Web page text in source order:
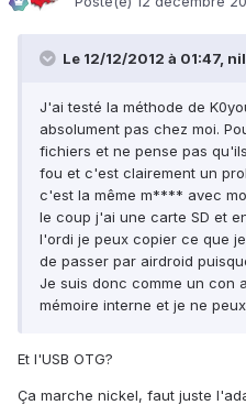
Le 12/12/2012 à 01:47,
J'ai testé la méthode de
absolument pas chez moi.
fichiers et ne pense pas
fou et c'est clairement un
c'est la même m**** avec
le coup j'ai une carte SD et
l'ordi je peux copier ce que
de passer par airdroid
Je suis donc comme un con
mémoire interne et je ne
Et l'USB OTG?
Ça marche nickel, faut juste